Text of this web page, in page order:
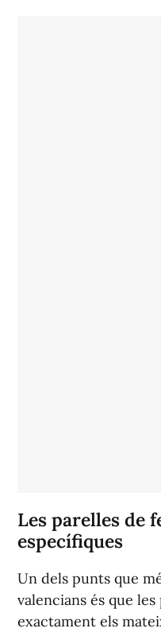
Les parelles de
específiques
Un dels punts que
valencians és que
exactament els